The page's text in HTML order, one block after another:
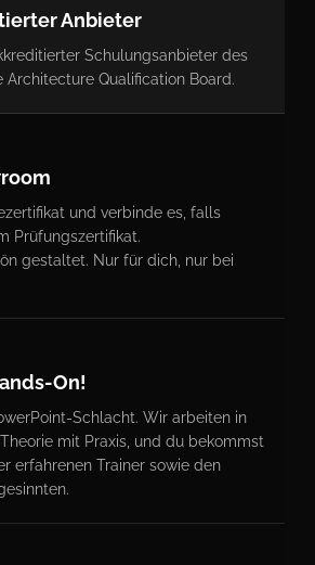
Anbieter
Schulungsanbieter des
Architecture Qualification Board.
und verbinde es, falls
Prüfungszertifikat.
gestaltet. Nur für dich, nur bei
On!
Schlacht. Wir arbeiten in
mit Praxis, und du bekommst
erfahrenen Trainer sowie den